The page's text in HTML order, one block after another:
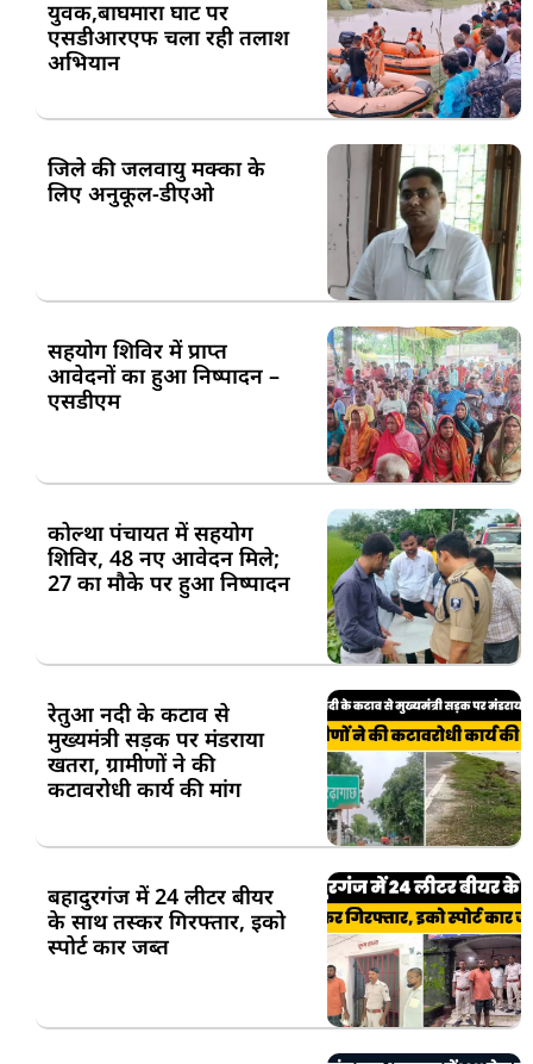
युवक,बाघमारा घाट पर
एसडीआरएफ चला रही तलाश
अभियान
जिले की जलवायु मक्का के
लिए अनुकूल-डीएओ
सहयोग शिविर में प्राप्त
आवेदनों का हुआ निष्पादन –
एसडीएम
कोल्था पंचायत में सहयोग
शिविर, 48 नए आवेदन मिले;
27 का मौके पर हुआ निष्पादन
रेतुआ नदी के कटाव से
मुख्यमंत्री सड़क पर मंडराया
खतरा, ग्रामीणों ने की
कटावरोधी कार्य की मांग
बहादुरगंज में 24 लीटर बीयर
के साथ तस्कर गिरफ्तार, इको
स्पोर्ट कार जब्त